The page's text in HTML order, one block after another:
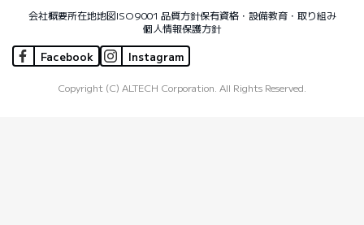
会社概要所在地地図ISO9001 品質方針保有資格・設備教育・取り組み
個人情報保護方針
Facebook Instagram
Copyright (C) ALTECH Corporation. All Rights Reserved.